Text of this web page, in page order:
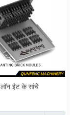
लॉन ईंट के सांचे